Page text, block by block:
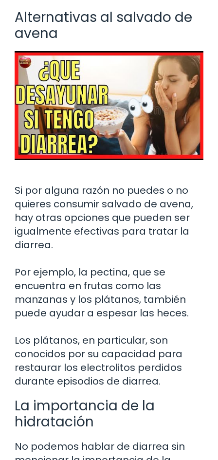
Alternativas al salvado de
avena
Si por alguna razón no puedes o no
quieres consumir salvado de avena,
hay otras opciones que pueden ser
igualmente efectivas para tratar la
diarrea.
Por ejemplo, la pectina, que se
encuentra en frutas como las
manzanas y los plátanos, también
puede ayudar a espesar las heces.
Los plátanos, en particular, son
conocidos por su capacidad para
restaurar los electrolitos perdidos
durante episodios de diarrea.
La importancia de la
hidratación
No podemos hablar de diarrea sin